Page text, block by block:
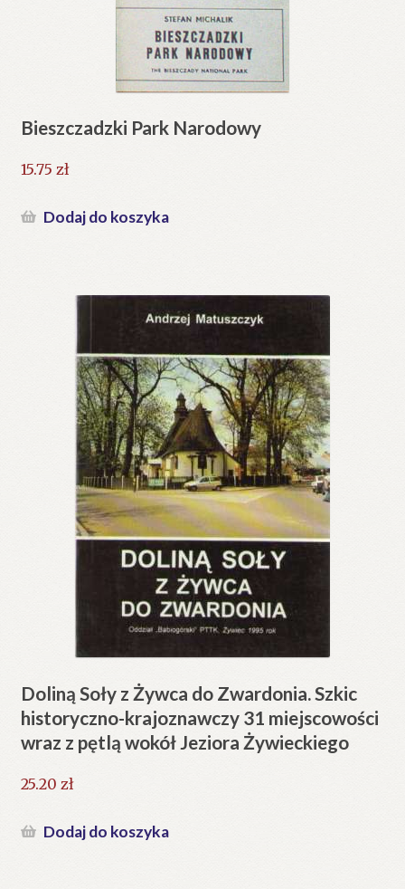
Bieszczadzki Park Narodowy
15.75 zł
Dodaj do koszyka
Doliną Soły z Żywca do Zwardonia. Szkic
historyczno-krajoznawczy 31 miejscowości
wraz z pętlą wokół Jeziora Żywieckiego
25.20 zł
Dodaj do koszyka